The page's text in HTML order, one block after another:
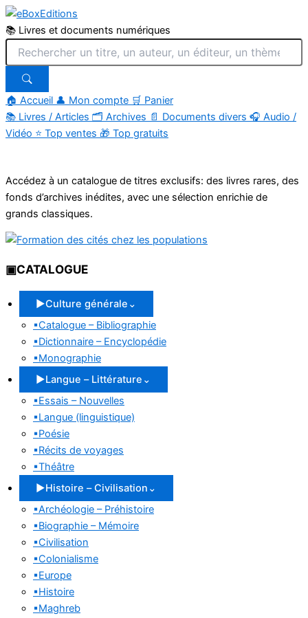
📚 Livres et documents numériques
🏠 Accueil 👤 Mon compte 🛒 Panier
📚 Livres / Articles 🗂 Archives 📄 Documents divers 🎧 Audio /
Vidéo ⭐ Top ventes 🎁 Top gratuits
contenu
Accédez à un catalogue de titres exclusifs: des livres rares, des
fonds d’archives inédites, avec une sélection enrichie de
grands classiques.
▣CATALOGUE
▶Culture générale ⌄
▪Catalogue – Bibliographie
▪Dictionnaire – Encyclopédie
▪Monographie
▶Langue – Littérature ⌄
▪Essais – Nouvelles
▪Langue (linguistique)
▪Poésie
▪Récits de voyages
▪Théâtre
▶Histoire – Civilisation ⌄
▪Archéologie – Préhistoire
▪Biographie – Mémoire
▪Civilisation
▪Colonialisme
▪Europe
▪Histoire
▪Maghreb